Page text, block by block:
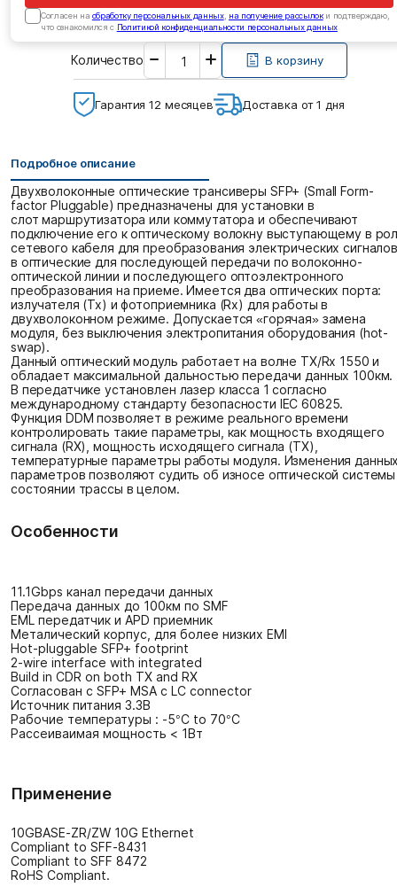
Cогласен на обработку персональных данных, на получение рассылоки подтверждаю,
что ознакомился с Политикой конфиденциальности персональных данных
Количество
Введите
необходимое
количество
В корзину
Гарантия 12 месяцев Доставка от 1 дня
Подробное описание
Двухволоконные оптические трансиверы SFP+ (Small Form-
factor Pluggable) предназначены для установки в
слот маршрутизатора или коммутатора и обеспечивают
подключение его к оптическому волокну выступающему в
сетевого кабеля для преобразования электрических
в оптические для последующей передачи по волоконно-
оптической линии и последующего оптоэлектронного
преобразования на приеме. Имеется два оптических порта:
излучателя (Tx) и фотоприемника (Rx) для работы в
двухволоконном режиме. Допускается «горячая» замена
модуля, без выключения электропитания оборудования (hot-
swap).
Данный оптический модуль работает на волне TX/Rx 1550 и
обладает максимальной дальностью передачи данных 100км.
В передатчике установлен лазер класса 1 согласно
международному стандарту безопасности IEC 60825.
Функция DDM позволяет в режиме реального времени
контролировать такие параметры, как мощность входящего
сигнала (RX), мощность исходящего сигнала (TX),
температурные параметры работы модуля. Изменения
параметров позволяют судить об износе оптической
состоянии трассы в целом.
Особенности
11.1Gbps канал передачи данных
Передача данных до 100км по SMF
EML передатчик и APD приемник
Металический корпус, для более низких EMI
Hot-pluggable SFP+ footprint
2-wire interface with integrated
Build in CDR on both TX and RX
Согласован с SFP+ MSA с LC connector
Источник питания 3.3В
Рабочие температуры : -5°C to 70°C
Рассеиваимая мощность < 1Вт
Применение
10GBASE-ZR/ZW 10G Ethernet
Compliant to SFF-8431
Compliant to SFF 8472
RoHS Compliant.